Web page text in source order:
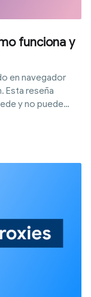
funciona y
en navegador
Esta reseña
y no puede
pensada para